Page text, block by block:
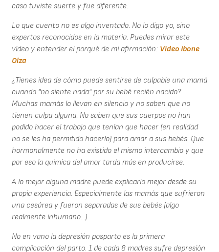
caso tuviste suerte y fue diferente.
Lo que cuento no es algo inventado. No lo digo yo, sino
expertos reconocidos en la materia. Puedes mirar este
vídeo y entender el porqué de mi afirmación: Vídeo Ibone
Olza
¿Tienes idea de cómo puede sentirse de culpable una mamá
cuando "no siente nada" por su bebé recién nacido?
Muchas mamás lo llevan en silencio y no saben que no
tienen culpa alguna. No saben que sus cuerpos no han
podido hacer el trabajo que tenían que hacer (en realidad
no se les ha permitido hacerlo) para amar a sus bebés. Que
hormonalmente no ha existido el mismo intercambio y que
por eso la química del amor tarda más en producirse.
A lo mejor alguna madre puede explicarlo mejor desde su
propia experiencia. Especialmente las mamás que sufrieron
una cesárea y fueron separadas de sus bebés (algo
realmente inhumano...).
No en vano la depresión posparto es la primera
complicación del parto. 1 de cada 8 madres sufre depresión